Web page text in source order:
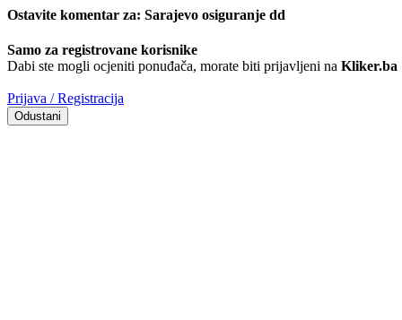
Ostavite komentar za: Sarajevo osiguranje dd
Samo za registrovane korisnike
Dabi ste mogli ocjeniti ponuđača, morate biti prijavljeni na Kliker.ba
Prijava / Registracija
Odustani